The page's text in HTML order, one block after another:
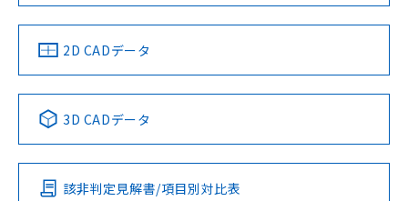
中国 RoHS 注意事項・凡例
Pb Hg Cd Cr(VI)
O
LR型式承認
（イギリス
船舶規格）
DNV型式承認
（ノルウェー
BV型式承認
（フランス
KR型式
（韓国
Yes No No No
この製品の規格認証/適合状況ページへ
その他の認証はこちらのページからご検索ください
2D CADデータ
3D CADデータ
該非判定見解書/項目別対比表